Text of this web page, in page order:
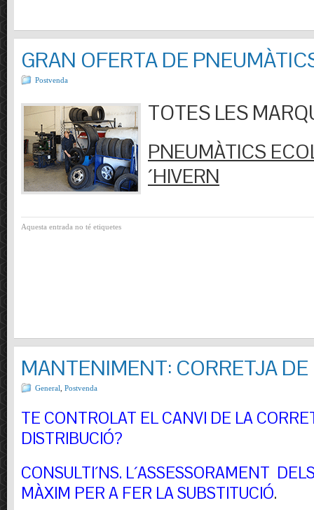
GRAN OFERTA DE
Postvenda
TOTES LES
PNEUMÀTICS
´HIVERN
Aquesta entrada no té etiquetes
MANTENIMENT: CORRETJA
General Postvenda
TE CONTROLAT EL CANVI DE LA
DISTRIBUCIÓ?
CONSULTI´NS. L´ASSESSORAMENT
MÀXIM PER A FER LA SUBSTITUCIÓ.